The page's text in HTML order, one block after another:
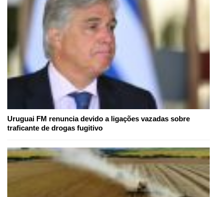
Uruguai FM renuncia devido a ligações vazadas sobre
traficante de drogas fugitivo